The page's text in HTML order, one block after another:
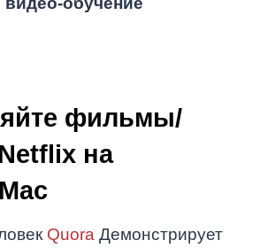
фильмы/
на
Quora Демонстрирует